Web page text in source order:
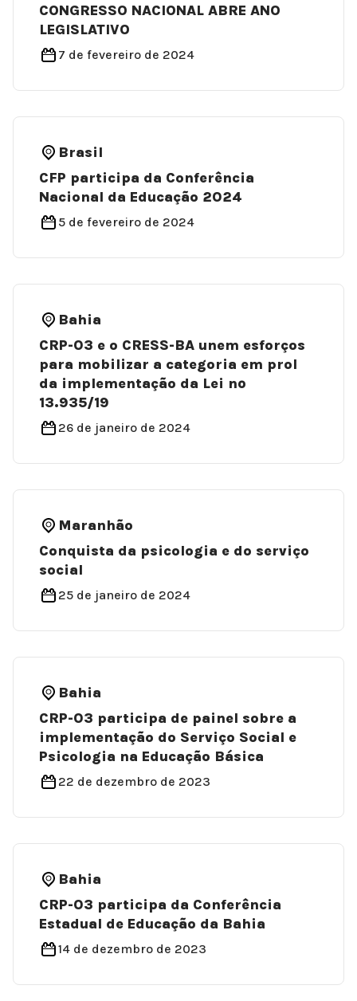
CONGRESSO NACIONAL ABRE ANO
LEGISLATIVO
7 de fevereiro de 2024
Brasil
CFP participa da Conferência
Nacional da Educação 2024
5 de fevereiro de 2024
Bahia
CRP-03 e o CRESS-BA unem esforços
para mobilizar a categoria em prol
da implementação da Lei nº
13.935/19
26 de janeiro de 2024
Maranhão
Conquista da psicologia e do serviço
social
25 de janeiro de 2024
Bahia
CRP-03 participa de painel sobre a
implementação do Serviço Social e
Psicologia na Educação Básica
22 de dezembro de 2023
Bahia
CRP-03 participa da Conferência
Estadual de Educação da Bahia
14 de dezembro de 2023